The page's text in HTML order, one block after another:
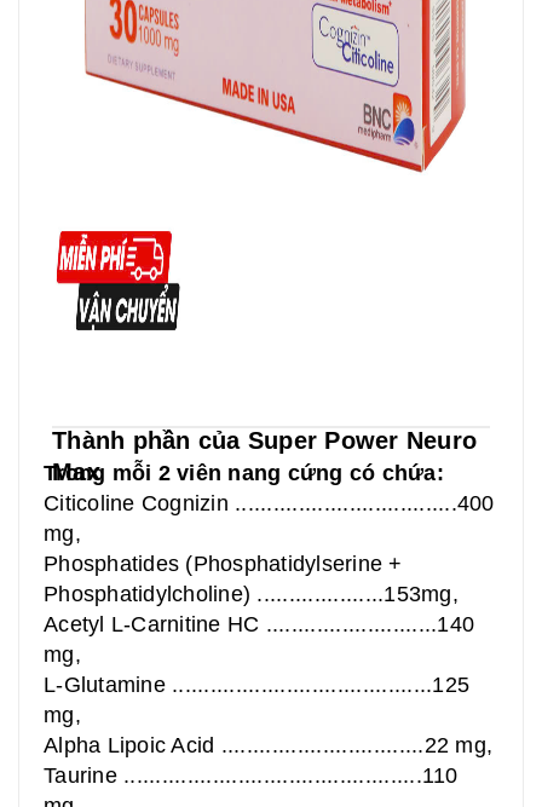
Thành phần của Super Power Neuro
Max
Trong mỗi 2 viên nang cứng có chứa:
Citicoline Cognizin ...................................400
mg,
Phosphatides (Phosphatidylserine +
Phosphatidylcholine) ....................153mg,
Acetyl L-Carnitine HC ...........................140
mg,
L-Glutamine .........................................125
mg,
Alpha Lipoic Acid ................................22 mg,
Taurine ...............................................110